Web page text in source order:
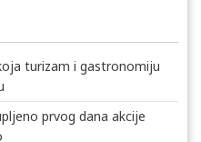
turizam i gastronomiju
prvog dana akcije